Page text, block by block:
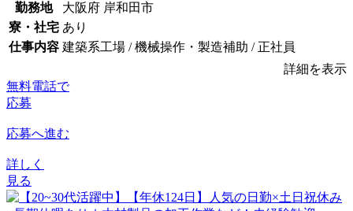
勤務地
大阪府 岸和田市
寮・社宅 あり
仕事内容 建築系工場 / 機械操作・製造補助 / 正社員
詳細を表示
無料電話で
応募
応募へ進む
詳しく
見る